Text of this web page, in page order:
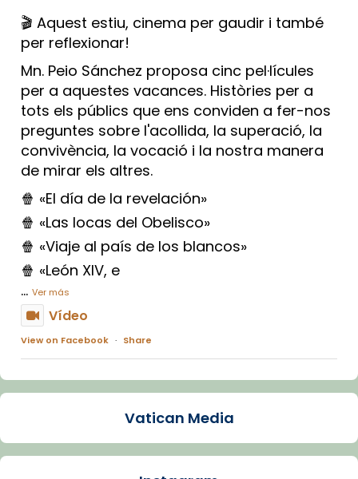
🎬 Aquest estiu, cinema per gaudir i també
per reflexionar!
Mn. Peio Sánchez proposa cinc pel·lícules
per a aquestes vacances. Històries per a
tots els públics que ens conviden a fer-nos
preguntes sobre l'acollida, la superació, la
convivència, la vocació i la nostra manera
de mirar els altres.
🍿 «El día de la revelación»
🍿 «Las locas del Obelisco»
🍿 «Viaje al país de los blancos»
🍿 «León XIV, e
... Ver más
Vídeo
View on Facebook · Share
Arquebisbat de Barcelona
La Carmina va patir depressió. Fa gairebé
dos mesos, a l'Estadi Lluís Companys, la
Vatican Media